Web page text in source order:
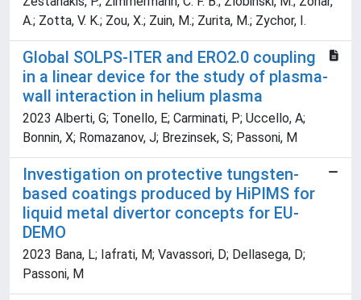
Global SOLPS-ITER and ERO2.0 coupling
in a linear device for the study of plasma-
wall interaction in helium plasma
2023 Alberti, G; Tonello, E; Carminati, P; Uccello, A;
Bonnin, X; Romazanov, J; Brezinsek, S; Passoni, M
Investigation on protective tungsten-
based coatings produced by HiPIMS for
liquid metal divertor concepts for EU-
DEMO
2023 Bana, L; Iafrati, M; Vavassori, D; Dellasega, D;
Passoni, M